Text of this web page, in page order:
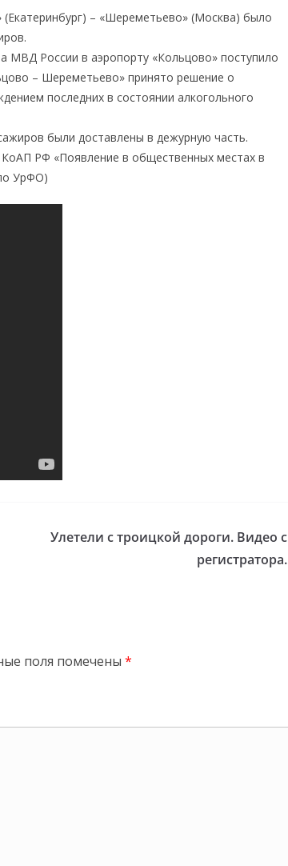
– «Шереметьево» (Москва) было
МВД России в аэропорту «Кольцово» поступило
– Шереметьево» принято решение о
последних в состоянии алкогольного
были доставлены в дежурную часть.
РФ «Появление в общественных местах в
УрФО)
Улетели с троицкой дороги. Видео с
регистратора.
поля помечены *